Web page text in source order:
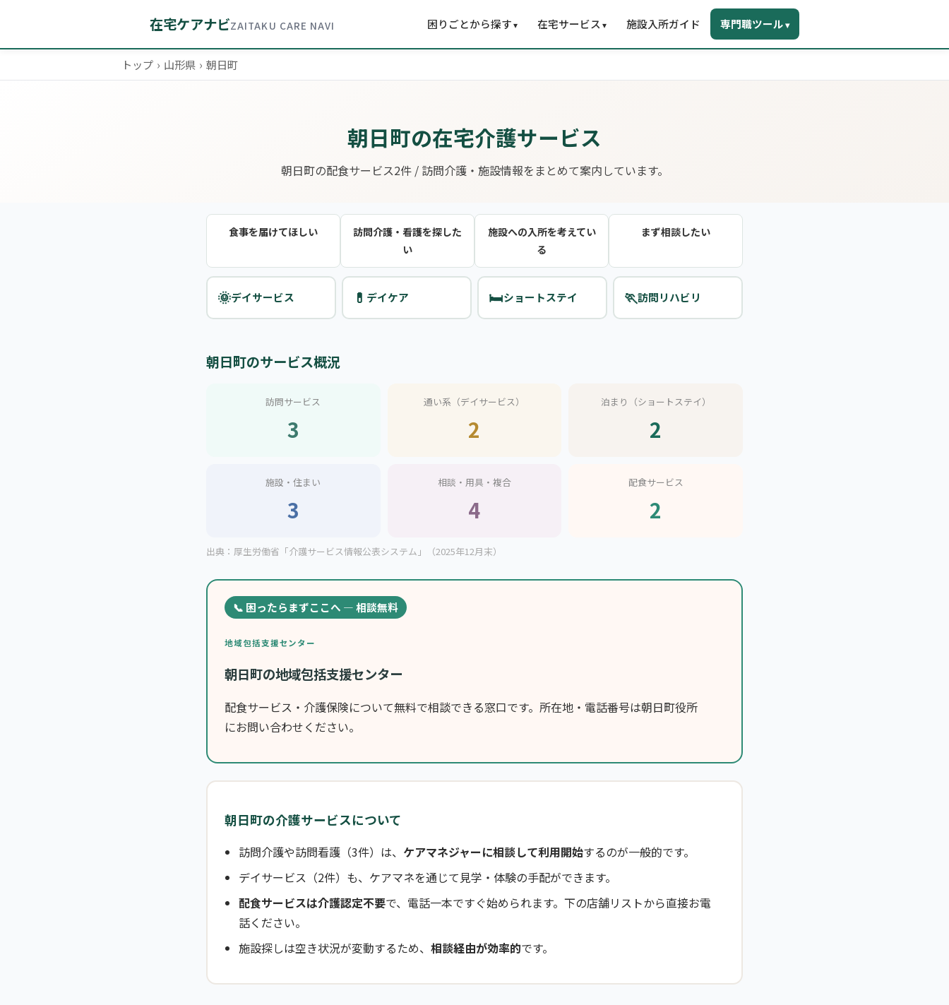
在宅ケアナビZAITAKU CARE NAVI 困りごとから探す▾ 在宅サービス ▾ 施設入所ガイド 専門職ツール▾
トップ › 山形県 › 朝日町
朝日町の在宅介護サービス
朝日町の配食サービス2件 / 訪問介護・施設情報をまとめて案内しています。
食事を届けてほしい
訪問介護・看護を探した
い
施設への入所を考えてい
る
まず相談したい
🌞デイサービス 💊 デイケア 🛏️ショートステイ 🏃訪問リハビリ
朝日町のサービス概況
訪問サービス
3
通い系（デイサービス）
2
泊まり（ショートステイ）
2
施設・住まい
3
相談・用具・複合
4
配食サービス
2
出典：厚生労働省「介護サービス情報公表システム」（2025年12月末）
📞 困ったらまずここへ — 相談無料
地域包括支援センター
朝日町の地域包括支援センター
配食サービス・介護保険について無料で相談できる窓口です。所在地・電話番号は朝日町役所
にお問い合わせください。
朝日町の介護サービスについて
訪問介護や訪問看護（3件）は、 ケアマネジャーに相談して利用開始するのが一般的です。
デイサービス（2件）も、ケアマネを通じて見学・体験の手配ができます。
配食サービスは介護認定不要で、電話一本ですぐ始められます。下の店舗リストから直接お電
話ください。
施設探しは空き状況が変動するため、 相談経由が効率的です。